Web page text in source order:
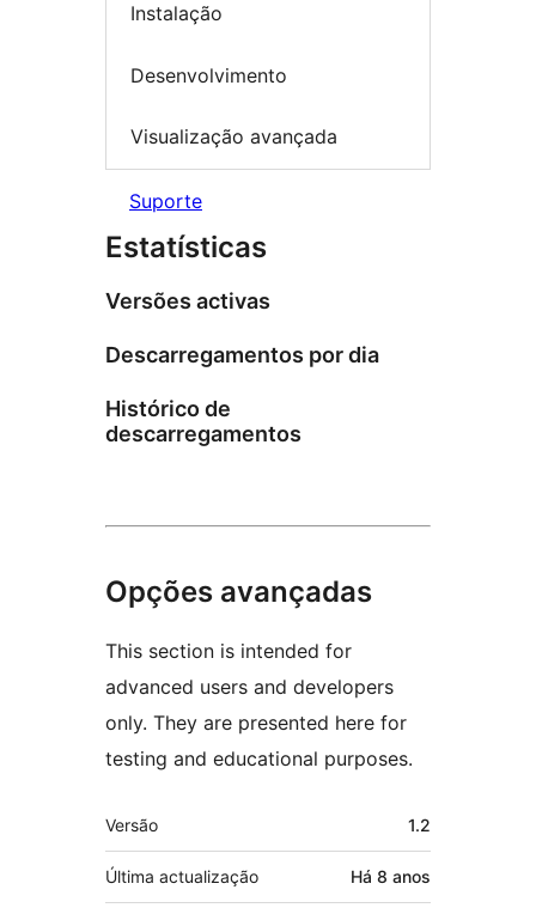
Instalação
Desenvolvimento
Visualização avançada
Suporte
Estatísticas
Versões activas
Descarregamentos por dia
Histórico de
descarregamentos
Opções avançadas
This section is intended for
advanced users and developers
only. They are presented here for
testing and educational purposes.
Metadados
Versão 1.2
Última actualização Há 8 anos